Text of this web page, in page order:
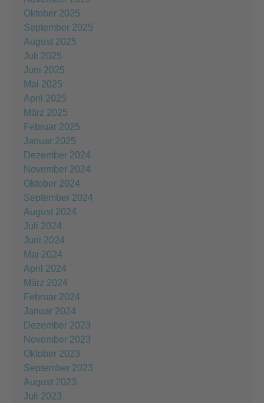
Oktober 2025
September 2025
August 2025
Juli 2025
Juni 2025
Mai 2025
April 2025
März 2025
Februar 2025
Januar 2025
Dezember 2024
November 2024
Oktober 2024
September 2024
August 2024
Juli 2024
Juni 2024
Mai 2024
April 2024
März 2024
Februar 2024
Januar 2024
Dezember 2023
November 2023
Oktober 2023
September 2023
August 2023
Juli 2023